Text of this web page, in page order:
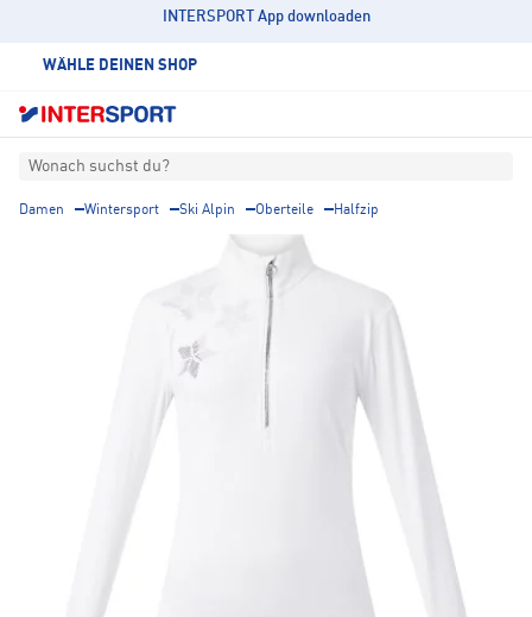
INTERSPORT App downloaden
WÄHLE DEINEN SHOP
Wonach suchst du?
Damen Wintersport Ski Alpin Oberteile Halfzip